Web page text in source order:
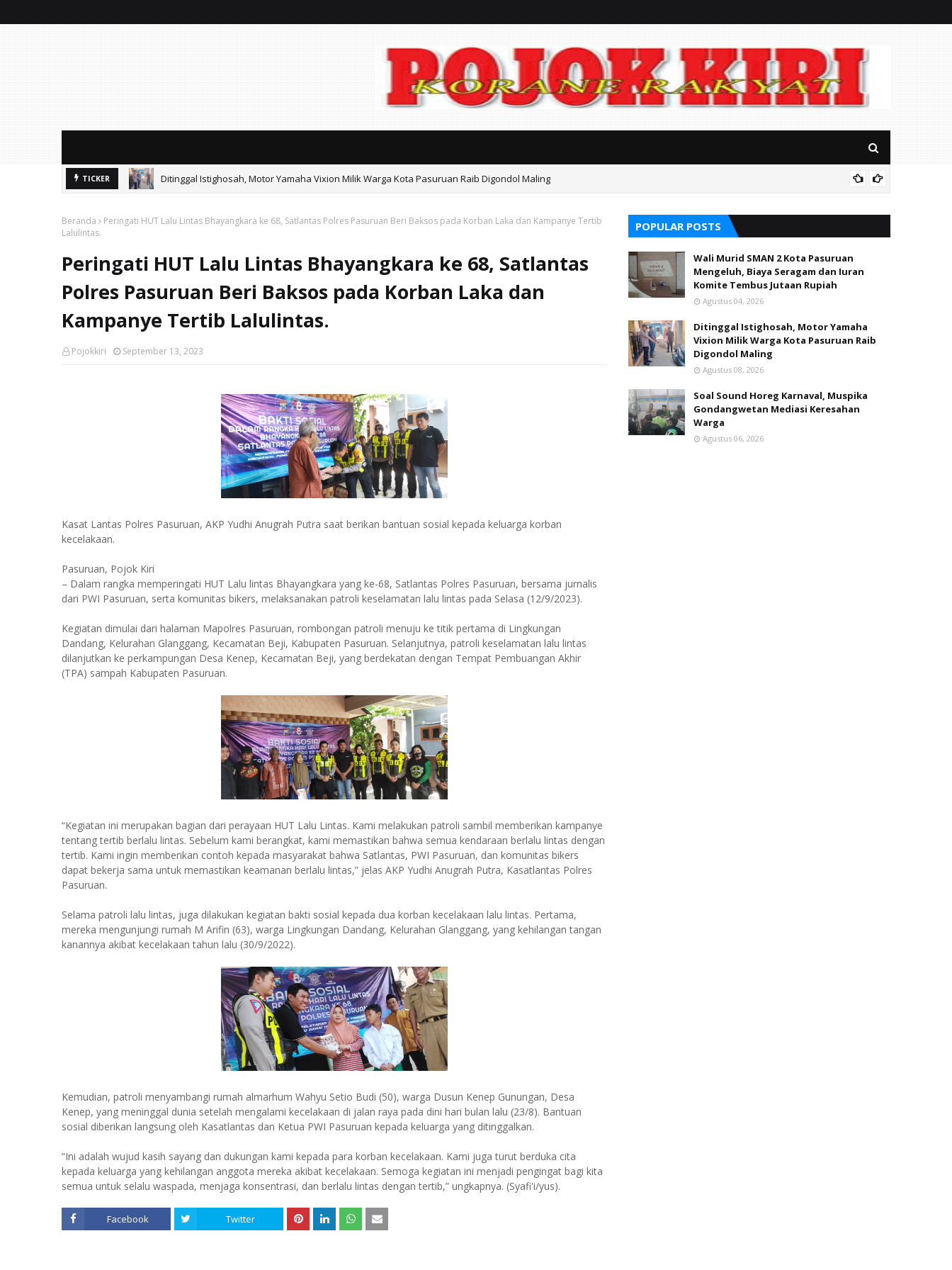
TICKER
Ditinggal Istighosah, Motor Yamaha Vixion Milik Warga Kota Pasuruan Raib Digondol Maling
Ayik Suhaya Peringatkan MA: Putusan Kasasi Harus Berdasarkan Fakta, Jangan Sampai Timbul Dugaan Kongkalikong
Beranda
Peringati HUT Lalu Lintas Bhayangkara ke 68, Satlantas Polres Pasuruan Beri Baksos pada Korban Laka dan Kampanye Tertib
Lalulintas.
Peringati HUT Lalu Lintas Bhayangkara ke 68, Satlantas
Polres Pasuruan Beri Baksos pada Korban Laka dan
Kampanye Tertib Lalulintas.
Pojokkiri September 13, 2023
Kasat Lantas Polres Pasuruan, AKP Yudhi Anugrah Putra saat berikan bantuan sosial kepada keluarga korban
kecelakaan.
Pasuruan, Pojok Kiri
– Dalam rangka memperingati HUT Lalu lintas Bhayangkara yang ke-68, Satlantas Polres Pasuruan, bersama jurnalis
dari PWI Pasuruan, serta komunitas bikers, melaksanakan patroli keselamatan lalu lintas pada Selasa (12/9/2023).
Kegiatan dimulai dari halaman Mapolres Pasuruan, rombongan patroli menuju ke titik pertama di Lingkungan
Dandang, Kelurahan Glanggang, Kecamatan Beji, Kabupaten Pasuruan. Selanjutnya, patroli keselamatan lalu lintas
dilanjutkan ke perkampungan Desa Kenep, Kecamatan Beji, yang berdekatan dengan Tempat Pembuangan Akhir
(TPA) sampah Kabupaten Pasuruan.
“Kegiatan ini merupakan bagian dari perayaan HUT Lalu Lintas. Kami melakukan patroli sambil memberikan kampanye
tentang tertib berlalu lintas. Sebelum kami berangkat, kami memastikan bahwa semua kendaraan berlalu lintas dengan
tertib. Kami ingin memberikan contoh kepada masyarakat bahwa Satlantas, PWI Pasuruan, dan komunitas bikers
dapat bekerja sama untuk memastikan keamanan berlalu lintas,” jelas AKP Yudhi Anugrah Putra, Kasatlantas Polres
Pasuruan.
Selama patroli lalu lintas, juga dilakukan kegiatan bakti sosial kepada dua korban kecelakaan lalu lintas. Pertama,
mereka mengunjungi rumah M Arifin (63), warga Lingkungan Dandang, Kelurahan Glanggang, yang kehilangan tangan
kanannya akibat kecelakaan tahun lalu (30/9/2022).
Kemudian, patroli menyambangi rumah almarhum Wahyu Setio Budi (50), warga Dusun Kenep Gunungan, Desa
Kenep, yang meninggal dunia setelah mengalami kecelakaan di jalan raya pada dini hari bulan lalu (23/8). Bantuan
sosial diberikan langsung oleh Kasatlantas dan Ketua PWI Pasuruan kepada keluarga yang ditinggalkan.
“Ini adalah wujud kasih sayang dan dukungan kami kepada para korban kecelakaan. Kami juga turut berduka cita
kepada keluarga yang kehilangan anggota mereka akibat kecelakaan. Semoga kegiatan ini menjadi pengingat bagi kita
semua untuk selalu waspada, menjaga konsentrasi, dan berlalu lintas dengan tertib,” ungkapnya. (Syafi'i/yus).
Facebook Twitter
POPULAR POSTS
Wali Murid SMAN 2 Kota Pasuruan
Mengeluh, Biaya Seragam dan Iuran
Komite Tembus Jutaan Rupiah
Agustus 04, 2026
Ditinggal Istighosah, Motor Yamaha
Vixion Milik Warga Kota Pasuruan Raib
Digondol Maling
Agustus 08, 2026
Soal Sound Horeg Karnaval, Muspika
Gondangwetan Mediasi Keresahan
Warga
Agustus 06, 2026